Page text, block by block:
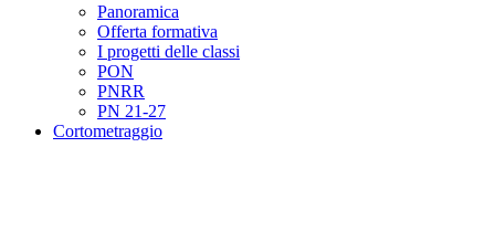
Panoramica
Offerta formativa
I progetti delle classi
PON
PNRR
PN 21-27
Cortometraggio